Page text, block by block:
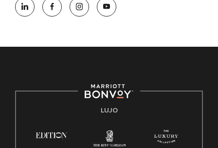
oportunidades que se compromete a contratar una fuerza
de trabajo diversa y a mantener una cultura inclusiva.
Derecho a trabajar inglés/español
Conozca sus derechos
Ley de licencia familiar y médica (FMLA)
LUJO